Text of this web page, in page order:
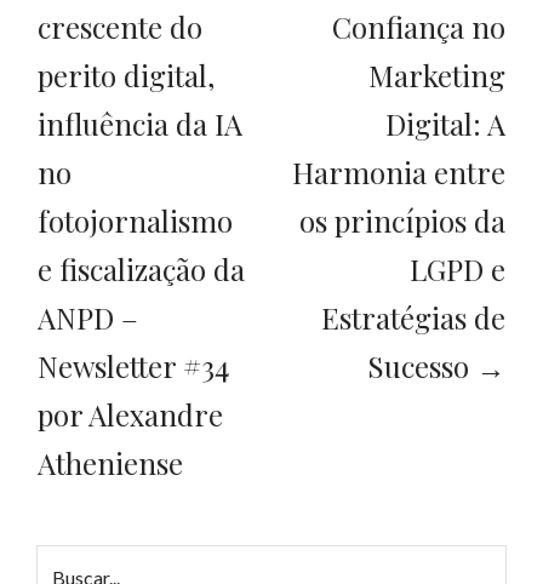
crescente do
perito digital,
influência da IA
no
fotojornalismo
e fiscalização da
ANPD –
Newsletter #34
por Alexandre
Atheniense
Confiança no
Marketing
Digital: A
Harmonia entre
os princípios da
LGPD e
Estratégias de
Sucesso →